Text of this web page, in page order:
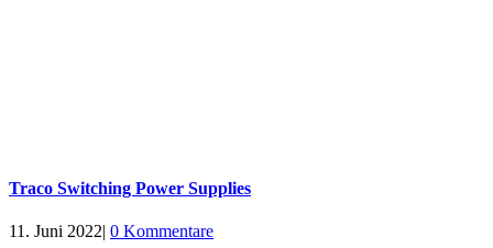
Traco Switching Power Supplies
11. Juni 2022| 0 Kommentare